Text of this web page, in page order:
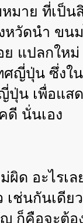
มาย ที่เป็
หวัดนำ ข
แปลกให
ศญี่ปุ่น ซึ่ง
น เพื่อแส
ดี นั่นเอง
ด อะไรเ
ช่นกันเดีย
ก็คือจะต้